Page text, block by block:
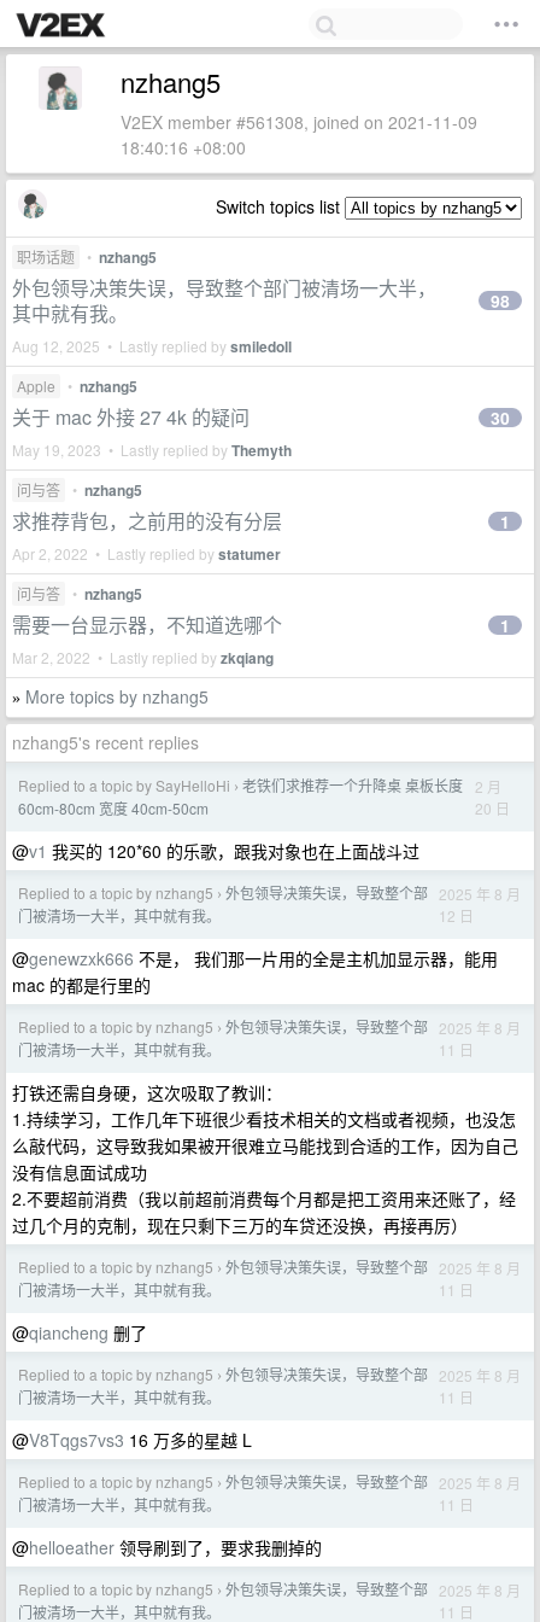
nzhang5
V2EX member #561308, joined on 2021-11-09
18:40:16 +08:00
Switch topics list
职场话题 • nzhang5
外包领导决策失误，导致整个部门被清场一大半，
其中就有我。
Aug 12, 2025 • Lastly replied bysmiledoll
98
Apple • nzhang5
关于 mac 外接 27 4k 的疑问
May 19, 2023 • Lastly replied byThemyth
30
问与答 • nzhang5
求推荐背包，之前用的没有分层
Apr 2, 2022 • Lastly replied bystatumer
1
问与答 • nzhang5
需要一台显示器，不知道选哪个
Mar 2, 2022 • Lastly replied byzkqiang
1
» More topics by nzhang5
nzhang5's recent replies
Replied to a topic by SayHelloHi › 老铁们求推荐一个升降桌 桌板长度
60cm-80cm 宽度 40cm-50cm
2 月
20 日
@v1 我买的 120*60 的乐歌，跟我对象也在上面战斗过
Replied to a topic by nzhang5 › 外包领导决策失误，导致整个部
门被清场一大半，其中就有我。
2025 年 8 月
12 日
@genewzxk666 不是， 我们那一片用的全是主机加显示器，能用
mac 的都是行里的
Replied to a topic by nzhang5 › 外包领导决策失误，导致整个部
门被清场一大半，其中就有我。
2025 年 8 月
11 日
打铁还需自身硬，这次吸取了教训：
1.持续学习，工作几年下班很少看技术相关的文档或者视频，也没怎
么敲代码，这导致我如果被开很难立马能找到合适的工作，因为自己
没有信息面试成功
2.不要超前消费（我以前超前消费每个月都是把工资用来还账了，经
过几个月的克制，现在只剩下三万的车贷还没换，再接再厉）
Replied to a topic by nzhang5 › 外包领导决策失误，导致整个部
门被清场一大半，其中就有我。
2025 年 8 月
11 日
@qiancheng 删了
Replied to a topic by nzhang5 › 外包领导决策失误，导致整个部
门被清场一大半，其中就有我。
2025 年 8 月
11 日
@V8Tqgs7vs3 16 万多的星越 L
Replied to a topic by nzhang5 › 外包领导决策失误，导致整个部
门被清场一大半，其中就有我。
2025 年 8 月
11 日
@helloeather 领导刷到了，要求我删掉的
Replied to a topic by nzhang5 › 外包领导决策失误，导致整个部
门被清场一大半，其中就有我。
2025 年 8 月
11 日